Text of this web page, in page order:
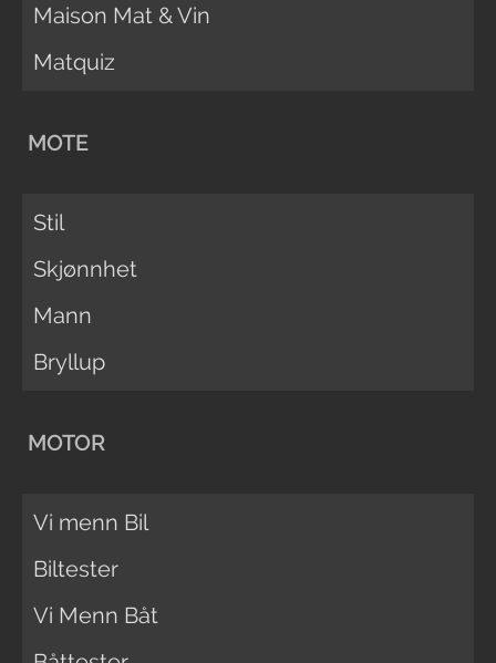
Maison Mat & Vin
Matquiz
MOTE
Stil
Skjønnhet
Mann
Bryllup
MOTOR
Vi menn Bil
Biltester
Vi Menn Båt